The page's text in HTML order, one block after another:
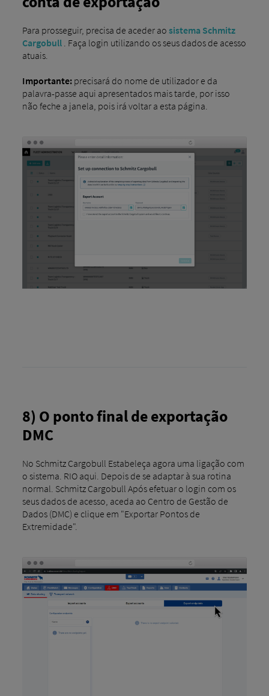
Para prosseguir, precisa de aceder ao sistema Schmitz
Cargobull. Faça login utilizando os seus dados de acesso
atuais.
Importante:precisará do nome de utilizador e da
palavra-passe aqui apresentados mais tarde, por isso
não feche a janela, pois irá voltar a esta página.
8) O ponto final de exportação
DMC
No Schmitz Cargobull Estabeleça agora uma ligação com
o sistema. RIO aqui. Depois de se adaptar à sua rotina
normal. Schmitz Cargobull Após efetuar o login com os
seus dados de acesso, aceda ao Centro de Gestão de
Dados (DMC) e clique em "Exportar Pontos de
Extremidade".